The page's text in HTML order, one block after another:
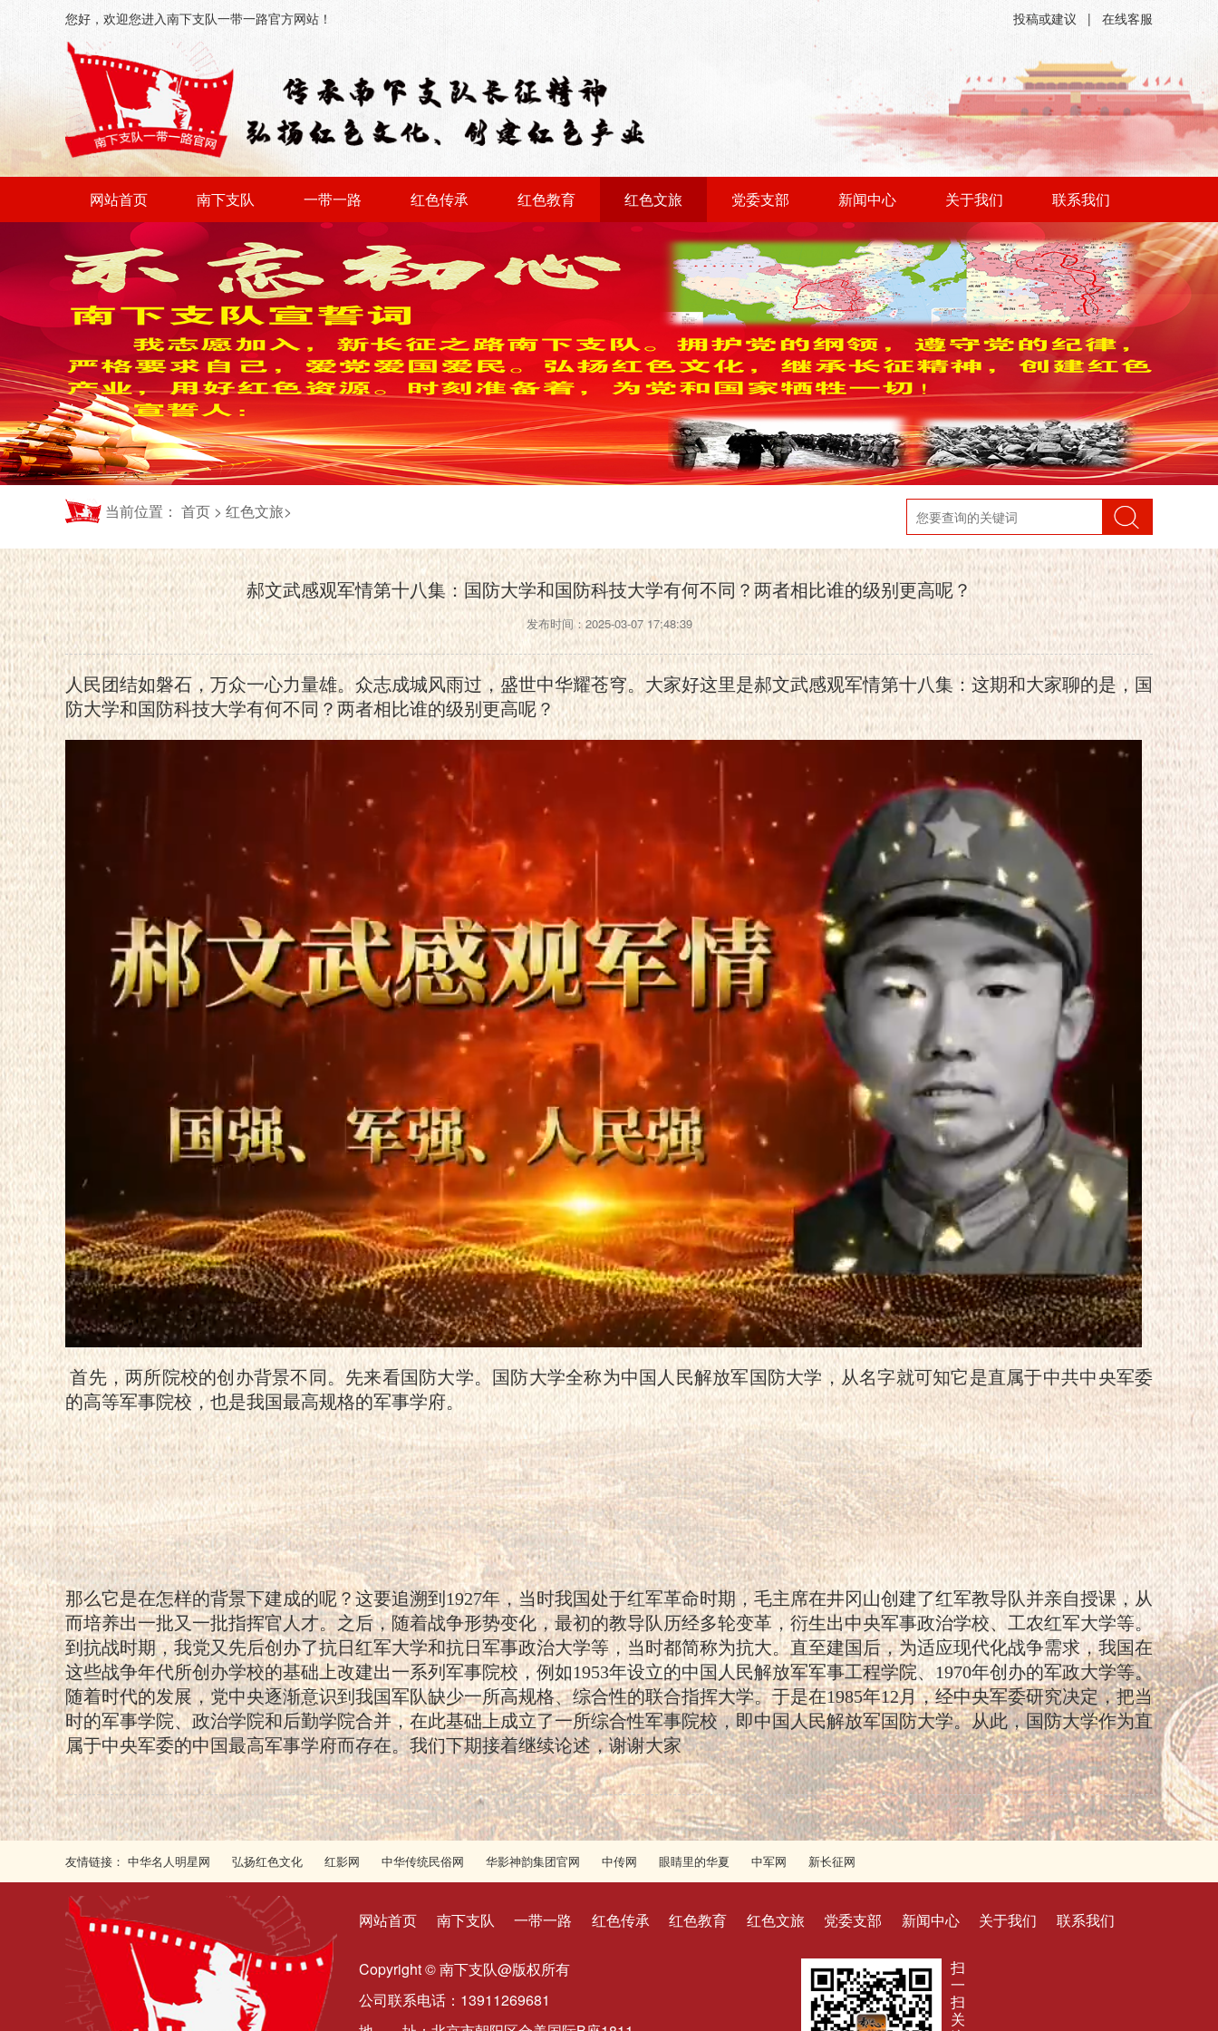
您好，欢迎您进入南下支队一带一路官方网站！ 投稿或建议 | 在线客服
网站首页 南下支队 一带一路 红色传承 红色教育 红色文旅 党委支部 新闻中心 关于我们 联系我们
当前位置： 首页 > 红色文旅>
郝文武感观军情第十八集：国防大学和国防科技大学有何不同？两者相比谁的级别更高呢？
发布时间：2025-03-07 17:48:39
人民团结如磐石，万众一心力量雄。众志成城风雨过，盛世中华耀苍穹。大家好这里是郝文武感观军情第十八集：这期和大家聊的是，国
防大学和国防科技大学有何不同？两者相比谁的级别更高呢？
首先，两所院校的创办背景不同。 先来看国防大学。国防大学全称为中国人民解放军国防大学，从名字就可知它是直属于中共中央军委
的高等军事院校，也是我国最高规格的军事学府。
那么它是在怎样的背景下建成的呢？这要追溯到1927年，当时我国处于红军革命时期，毛主席在井冈山创建了红军教导队并亲自授课，从
而培养出一批又一批指挥官人才。之后，随着战争形势变化，最初的教导队历经多轮变革，衍生出中央军事政治学校、工农红军大学等。
到抗战时期，我党又先后创办了抗日红军大学和抗日军事政治大学等，当时都简称为抗大。直至建国后，为适应现代化战争需求，我国在
这些战争年代所创办学校的基础上改建出一系列军事院校，例如1953年设立的中国人民解放军军事工程学院、1970年创办的军政大学等。
随着时代的发展，党中央逐渐意识到我国军队缺少一所高规格、综合性的联合指挥大学。于是在1985年12月，经中央军委研究决定，把当
时的军事学院、政治学院和后勤学院合并，在此基础上成立了一所综合性军事院校，即中国人民解放军国防大学。从此，国防大学作为直
属于中央军委的中国最高军事学府而存在。我们下期接着继续论述，谢谢大家
友情链接： 中华名人明星网 弘扬红色文化 红影网 中华传统民俗网 华影神韵集团官网 中传网 眼睛里的华夏 中军网 新长征网
网站首页 南下支队 一带一路 红色传承 红色教育 红色文旅 党委支部 新闻中心 关于我们 联系我们
Copyright © 南下支队@版权所有
公司联系电话：13911269681
扫
一
扫
关